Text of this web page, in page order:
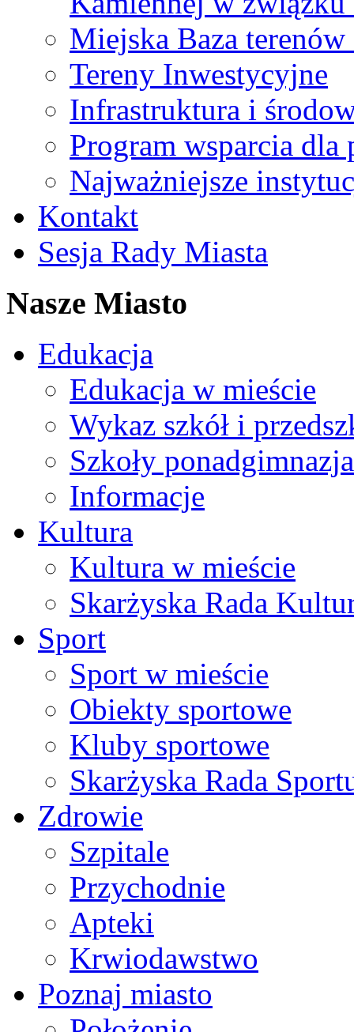
Miejska Baza
Tereny Inwestycyjne
Infrastruktura i
Program wsparcia
Najważniejsze
Kontakt
Sesja Rady Miasta
Nasze Miasto
Edukacja
Edukacja w mieście
Wykaz szkół i
Szkoły
Informacje
Kultura
Kultura w mieście
Skarżyska Rada
Sport
Sport w mieście
Obiekty sportowe
Kluby sportowe
Skarżyska Rada
Zdrowie
Szpitale
Przychodnie
Apteki
Krwiodawstwo
Poznaj miasto